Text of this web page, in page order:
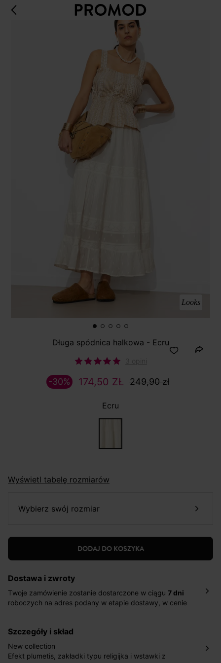
Looks
Długa spódnica halkowa - Ecru
174,50 ZŁ 249,90 zł
-30%
Ecru
Wyświetl tabelę rozmiarów
wybierz swój rozmiar
DODAJ DO KOSZYKA
Dostawa i zwroty
Twoje zamówienie zostanie dostarczone w ciągu 7 dni
roboczych na adres podany w etapie dostawy, w cenie
pośrednictwem DHL Express.
Nowość: Zamówienia dostarczamy w ciągu 4-6 dni
roboczych do wybranego przez Ciebie paczkomatu , a
szczegóły i skład
New collection
Efekt plumetis, zakładki typu religijka i wstawki z